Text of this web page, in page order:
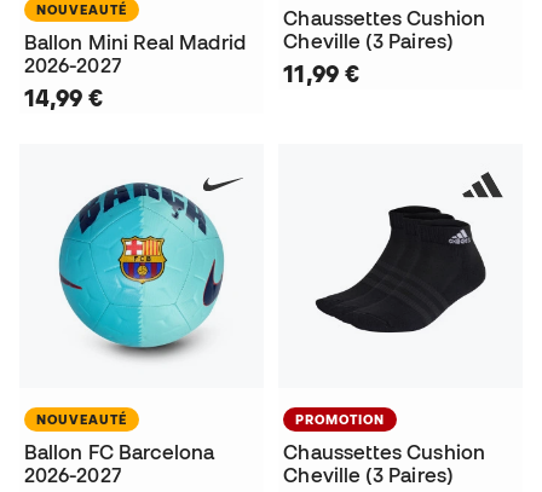
NOUVEAUTÉ
Ballon Mini Real Madrid
2026-2027
14,99 €
Chaussettes Cushion
Cheville (3 Paires)
11,99 €
NOUVEAUTÉ
Ballon FC Barcelona
2026-2027
PROMOTION
Chaussettes Cushion
Cheville (3 Paires)